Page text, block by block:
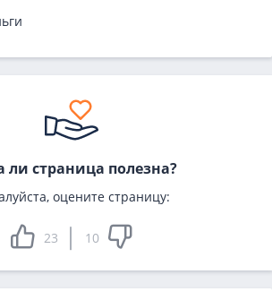
ли страница полезна?
оцените страницу:
23 10